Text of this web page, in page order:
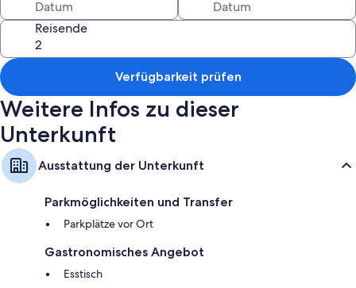
Unten im Rumpf befinden sich 2 Zimmer mit jeweils 2 Einzelbetten und
das Hauptbadezimmer mit Dusche und WC.
Dieses Gerät ist für Personen geeignet, die mit Treppen umgehen
können, und wird nicht für ältere Menschen oder Personen mit
körperlichen Einschränkungen empfohlen.
Reisende
Verfügbarkeit prüfen
Weitere Infos zu dieser
Unterkunft
Ausstattung der Unterkunft
Parkmöglichkeiten und Transfer
Parkplätze vor Ort
Gastronomisches Angebot
Esstisch